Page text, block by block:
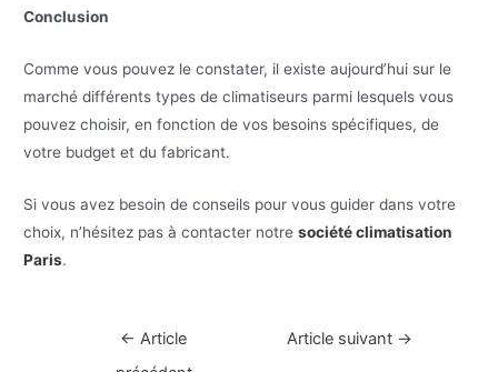
Conclusion
Comme vous pouvez le constater, il existe aujourd’hui sur le
marché différents types de climatiseurs parmi lesquels vous
pouvez choisir, en fonction de vos besoins spécifiques, de
votre budget et du fabricant.
Si vous avez besoin de conseils pour vous guider dans votre
choix, n’hésitez pas à contacter notresociété climatisation
Paris.
Navigation← Article
Article suivant →